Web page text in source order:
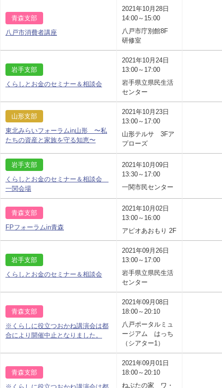
青森支部
八戸市消費者講座
2021年10月28日
14:00～15:00
八戸市庁別館8F
研修室
岩手支部
くらしとお金のセミナー＆相談会
2021年10月24日
13:00～17:00
岩手県立県民生活
センター
山形支部
東北みらいフォーラムin山形 〜私
たちの資産と家族を守る知恵〜
2021年10月23日
13:00～17:00
山形テルサ 3Fア
プローズ
岩手支部
くらしとお金のセミナー＆相談会
一関会場
2021年10月09日
13:30～17:00
一関市民センター
青森支部
FPフォーラムin青森
2021年10月02日
13:00～16:00
アピオあおもり 2F
岩手支部
くらしとお金のセミナー＆相談会
2021年09月26日
13:00～17:00
岩手県立県民生活
センター
青森支部
※くらしに役立つおかね講演会は都
合により開催中止となりました。
2021年09月08日
18:00～20:10
八戸ポータルミュ
ージアム はっち
（シアター1）
青森支部
2021年09月01日
18:00～20:10
ねぶたの家 ワ・